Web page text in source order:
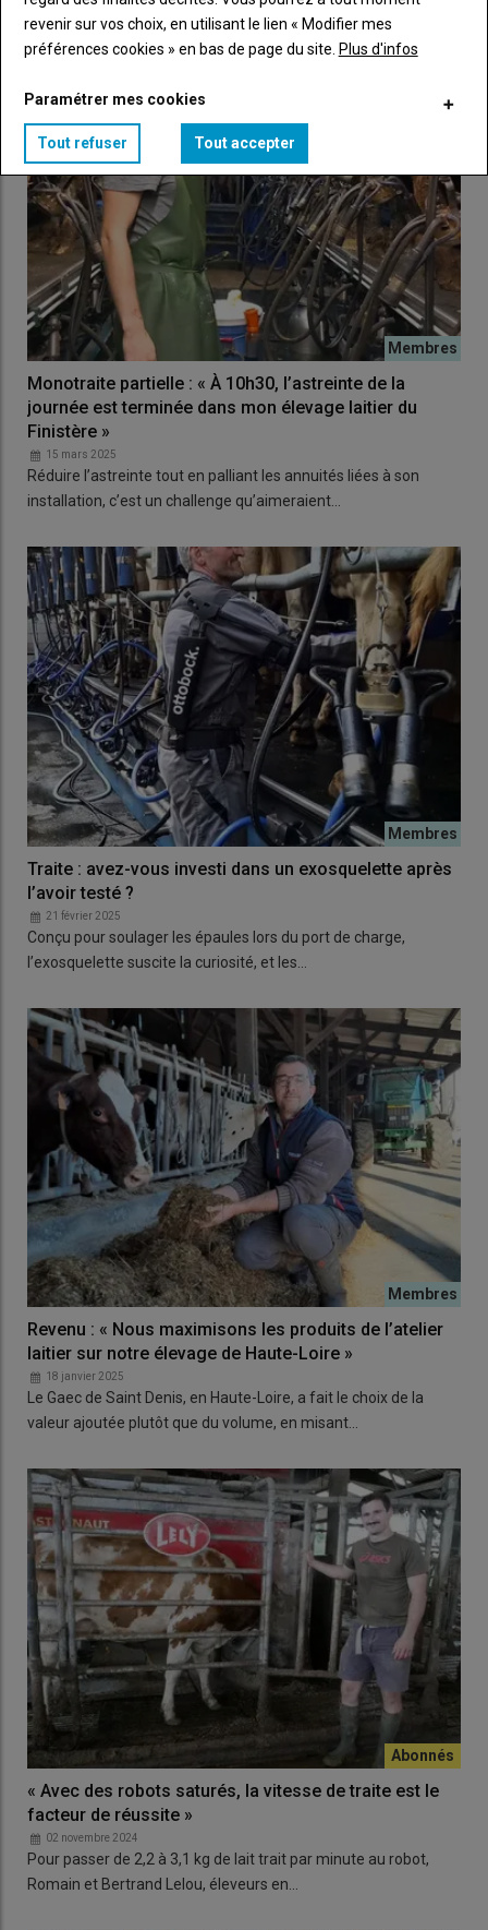
l'exploitation, peuvent provoquer différents troubles…
Monotraite partielle : « À 10h30, l’astreinte de la
journée est terminée dans mon élevage laitier du
Finistère »
15 mars 2025
Réduire l’astreinte tout en palliant les annuités liées à son
installation, c’est un challenge qu’aimeraient…
Traite : avez-vous investi dans un exosquelette après
l’avoir testé ?
21 février 2025
Conçu pour soulager les épaules lors du port de charge,
l’exosquelette suscite la curiosité, et les…
Revenu : « Nous maximisons les produits de l’atelier
laitier sur notre élevage de Haute-Loire »
18 janvier 2025
Le Gaec de Saint Denis, en Haute-Loire, a fait le choix de la
valeur ajoutée plutôt que du volume, en misant…
« Avec des robots saturés, la vitesse de traite est le
facteur de réussite »
02 novembre 2024
Pour passer de 2,2 à 3,1 kg de lait trait par minute au robot,
Romain et Bertrand Lelou, éleveurs en…
revenir sur vos choix, en utilisant le lien « Modifier mes
préférences cookies » en bas de page du site. Plus d'infos
Paramétrer mes cookies
Tout refuser Tout accepter